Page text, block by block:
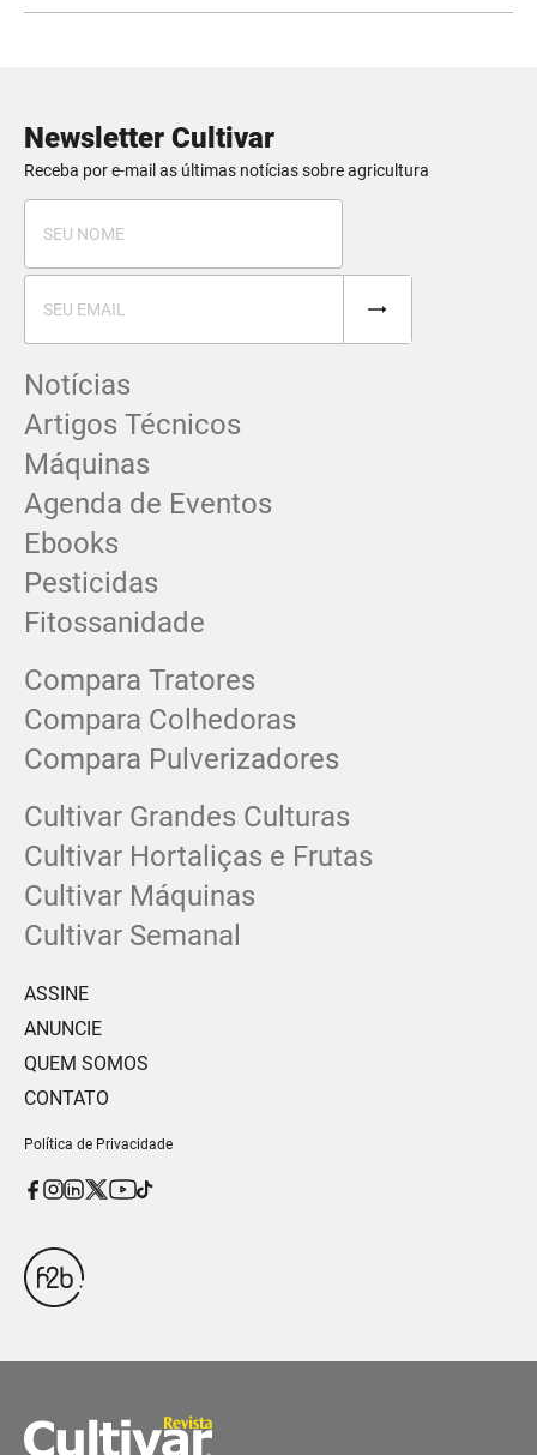
Newsletter Cultivar
Receba por e-mail as últimas notícias sobre agricultura
Notícias
Artigos Técnicos
Máquinas
Agenda de Eventos
Ebooks
Pesticidas
Fitossanidade
Compara Tratores
Compara Colhedoras
Compara Pulverizadores
Cultivar Grandes Culturas
Cultivar Hortaliças e Frutas
Cultivar Máquinas
Cultivar Semanal
ASSINE
ANUNCIE
QUEM SOMOS
CONTATO
Política de Privacidade